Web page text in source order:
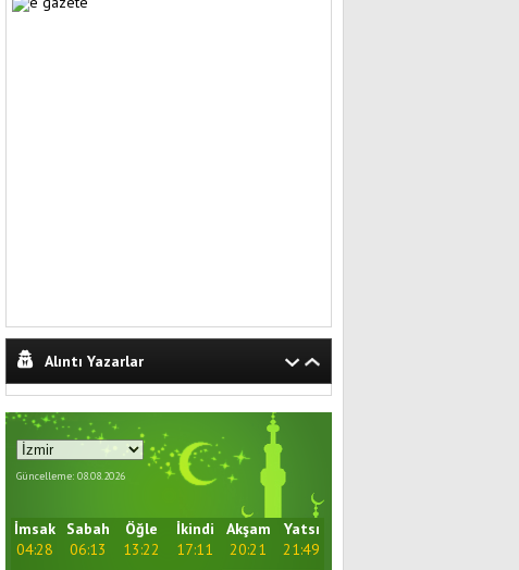
Alıntı Yazarlar
Güncelleme: 08.08.2026
İmsak
04:28
Sabah
06:13
Öğle
13:22
İkindi
17:11
Akşam
20:21
Yatsı
21:49